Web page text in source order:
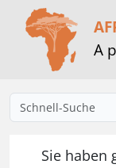
A
Sie haben